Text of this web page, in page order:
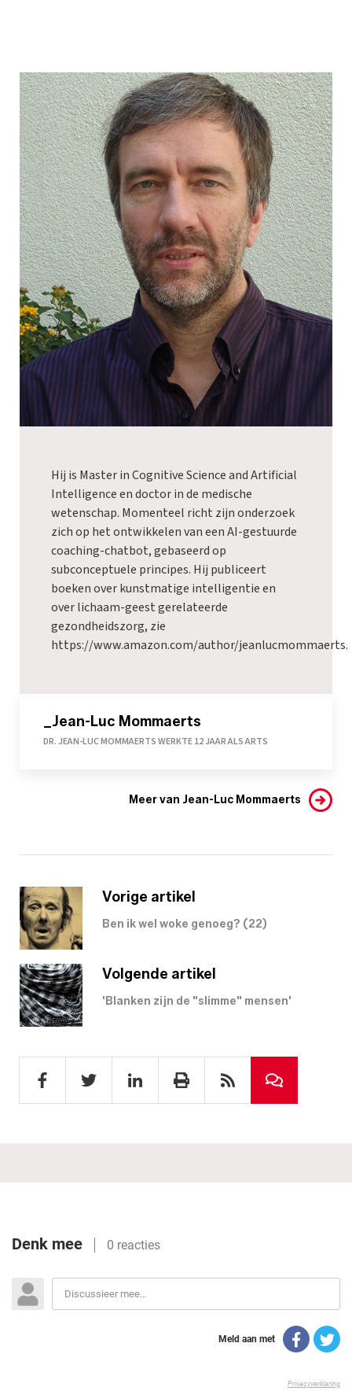
Hij is Master in Cognitive Science and Artificial
Intelligence en doctor in de medische
wetenschap. Momenteel richt zijn onderzoek
zich op het ontwikkelen van een AI-gestuurde
coaching-chatbot, gebaseerd op
subconceptuele principes. Hij publiceert
boeken over kunstmatige intelligentie en
over lichaam-geest gerelateerde
gezondheidszorg, zie
https://www.amazon.com/author/jeanlucmommaerts.
_Jean-Luc Mommaerts
DR. JEAN-LUC MOMMAERTS WERKTE 12 JAAR ALS ARTS
Meer van Jean-Luc Mommaerts
Vorige artikel
Ben ik wel woke genoeg? (22)
Volgende artikel
'Blanken zijn de "slimme" mensen'